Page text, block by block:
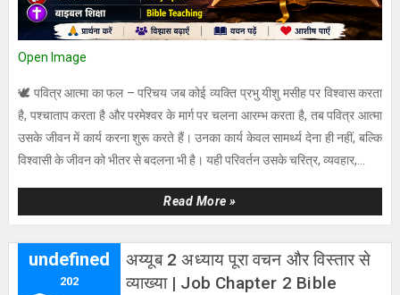
Open Image
🕊️ पवित्र आत्मा का फल – परिचय जब कोई व्यक्ति प्रभु यीशु मसीह पर विश्वास करता
है, पश्चाताप करता है और परमेश्वर के मार्ग पर चलना आरम्भ करता है, तब पवित्र आत्मा
उसके जीवन में कार्य करना शुरू करते हैं। उनका कार्य केवल सामर्थ्य देना ही नहीं, बल्कि
विश्वासी के जीवन को भीतर से बदलना भी है। यही परिवर्तन उसके चरित्र, व्यवहार,...
Read More »
undefined
202
अय्यूब 2 अध्याय पूरा वचन और विस्तार से
व्याख्या | Job Chapter 2 Bible